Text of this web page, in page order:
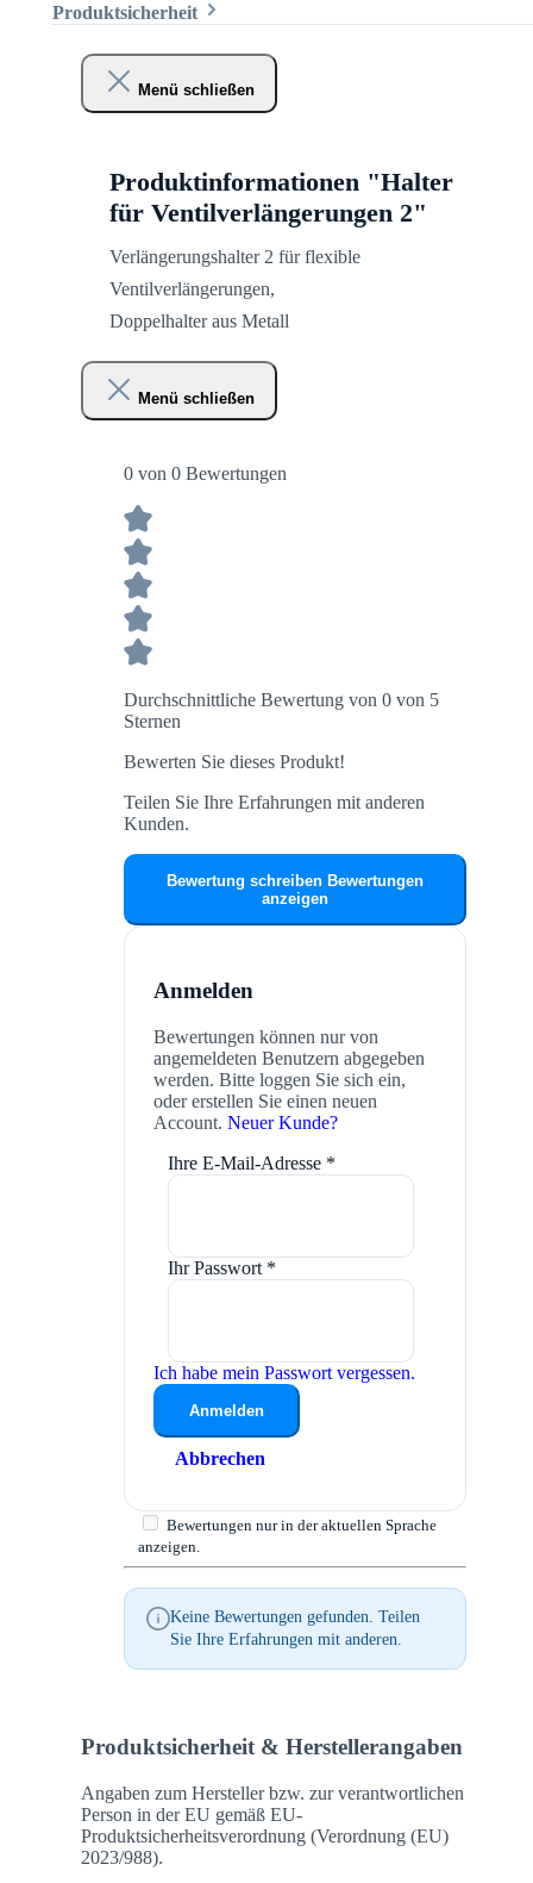
Produktsicherheit
Menü schließen
Produktinformationen "Halter
für Ventilverlängerungen 2"
Verlängerungshalter 2 für flexible
Ventilverlängerungen,
Doppelhalter aus Metall
Menü schließen
0 von 0 Bewertungen
Durchschnittliche Bewertung von 0 von 5
Sternen
Bewerten Sie dieses Produkt!
Teilen Sie Ihre Erfahrungen mit anderen
Kunden.
Bewertung schreiben Bewertungen
anzeigen
Anmelden
Bewertungen können nur von
angemeldeten Benutzern abgegeben
werden. Bitte loggen Sie sich ein,
oder erstellen Sie einen neuen
Account. Neuer Kunde?
Ihre E-Mail-Adresse *
Ihr Passwort *
Ich habe mein Passwort vergessen.
Anmelden
Abbrechen
Bewertungen nur in der aktuellen Sprache
anzeigen.
Keine Bewertungen gefunden. Teilen
Sie Ihre Erfahrungen mit anderen.
Produktsicherheit & Herstellerangaben
Angaben zum Hersteller bzw. zur verantwortlichen
Person in der EU gemäß EU-
Produktsicherheitsverordnung (Verordnung (EU)
2023/988).